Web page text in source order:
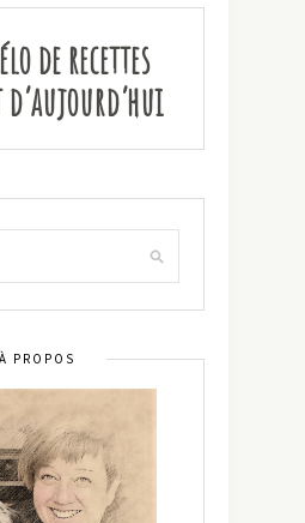
de recettes
d’aujourd’hui
À PROPOS